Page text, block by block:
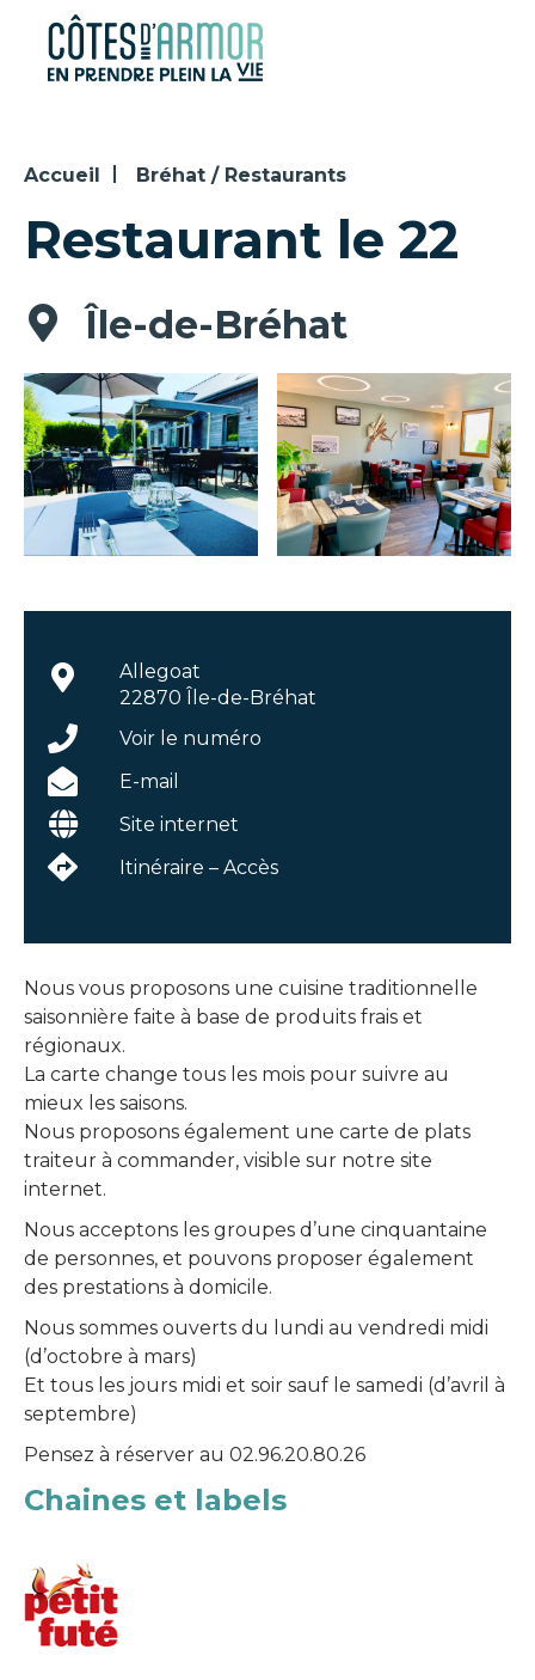
Panneau de gestion des cookies
Accueil Bréhat / Restaurants
Restaurant le 22
Île-de-Bréhat
Nous vous proposons une cuisine traditionnelle
saisonnière faite à base de produits frais et
régionaux.
La carte change tous les mois pour suivre au
mieux les saisons.
Nous proposons également une carte de plats
traiteur à commander, visible sur notre site
internet.
Nous acceptons les groupes d’une cinquantaine
de personnes, et pouvons proposer également
des prestations à domicile.
Nous sommes ouverts du lundi au vendredi midi
(d’octobre à mars)
Et tous les jours midi et soir sauf le samedi (d’avril à
septembre)
Pensez à réserver au 02.96.20.80.26
Chaines et labels
Allegoat
22870 Île-de-Bréhat
Voir le numéro
E-mail
Site internet
Itinéraire – Accès